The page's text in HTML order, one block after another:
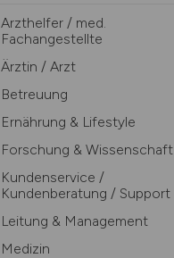
Arzthelfer / med.
Fachangestellte
Ärztin / Arzt
Betreuung
Ernährung & Lifestyle
Forschung & Wissenschaft
Kundenservice /
Kundenberatung / Support
Leitung & Management
Medizin